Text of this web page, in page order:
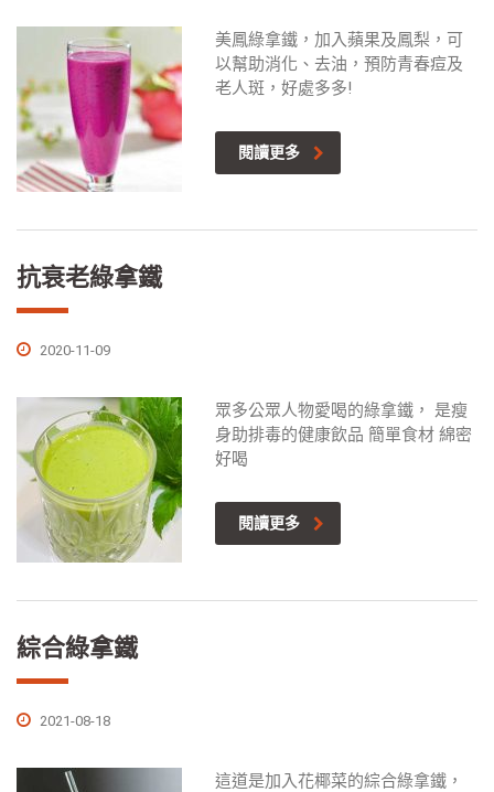
美鳳綠拿鐵，加入蘋果及鳳梨，可
以幫助消化、去油，預防青春痘及
老人斑，好處多多!
閱讀更多
抗衰老綠拿鐵
2020-11-09
眾多公眾人物愛喝的綠拿鐵， 是瘦
身助排毒的健康飲品 簡單食材 綿密
好喝
閱讀更多
綜合綠拿鐵
2021-08-18
這道是加入花椰菜的綜合綠拿鐵，